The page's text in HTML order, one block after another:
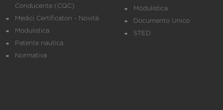
Conducente (CQC)
Medici Certificatori - Novità
Modulistica
Patente nautica
Normativa
Modulistica
Documento Unico
STED